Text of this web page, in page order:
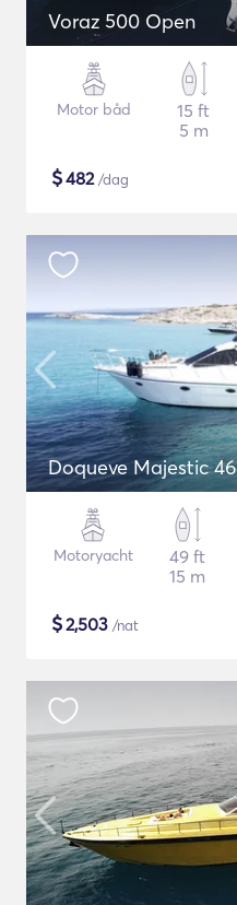
Voraz 500 Open
Motor båd
15 ft
5 m
$482/dag
Doqueve Majestic 46
Motoryacht
49 ft
15 m
$2,503 /nat